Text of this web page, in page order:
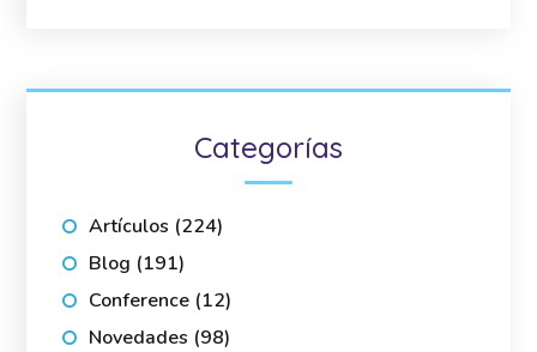
Categorías
Artículos (224)
Blog (191)
Conference (12)
Novedades (98)